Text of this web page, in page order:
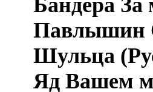
Павлышин
Шульца
Яд Вашем